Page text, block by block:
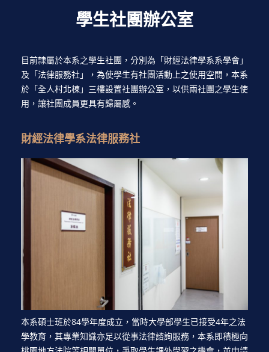
學生社團辦公室
目前隸屬於本系之學生社團，分別為「財經法律學系系學會」
及「法律服務社」，為使學生有社團活動上之使用空間，本系
於「全人村北棟」三樓設置社團辦公室，以供兩社團之學生使
用，讓社團成員更具有歸屬感。
財經法律學系法律服務社
本系碩士班於84學年度成立，當時大學部學生已接受4年之法
學教育，其專業知識亦足以從事法律諮詢服務，本系即積極向